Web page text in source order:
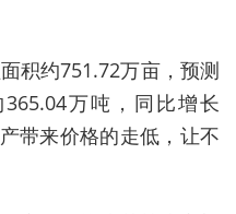
积约751.72万亩，预测
万吨，同比增长
带来价格的走低，让不